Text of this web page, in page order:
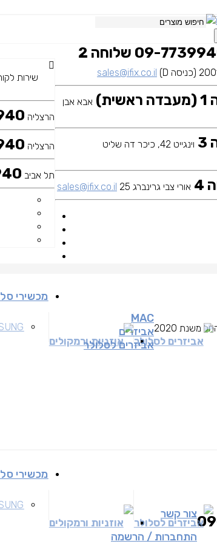
שירות
הרצליה 09-
הרצליה 09-
תל אביב 09-
אביזרים לסלולר אוזניות ורמקולים
מכשירי
אביזרים לסלולר אוזניות ורמקולים
מכשירי
09-7739940 שלוחה 2
sales@ifix.co.il
אבא אבן
וינגייט 42, כיכר דה שליט
אורי צבי גרינברג 25 sales@ifix.co.il
MAC
אביזרים
אביזרים לסלולר
צור קשר
התחברות / הרשמה